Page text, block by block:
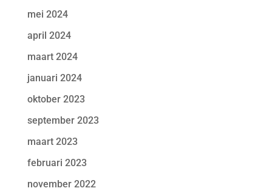
mei 2024
april 2024
maart 2024
januari 2024
oktober 2023
september 2023
maart 2023
februari 2023
november 2022